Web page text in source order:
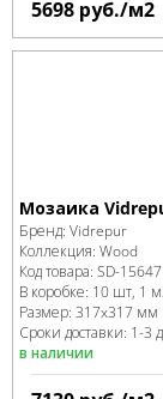
5698 руб./м2
Мозаика
Бренд: Vidrepur
Коллекция: Wood
Код товара: SD-
В коробке: 10 шт, 1 м
Размер: 317x317 мм
Сроки доставки: 1-3
в наличии